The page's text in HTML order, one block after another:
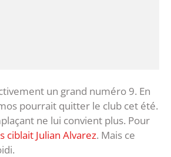
un grand numéro 9. En
pourrait quitter le club cet été.
ne lui convient plus. Pour
ciblait Julian Alvarez. Mais ce